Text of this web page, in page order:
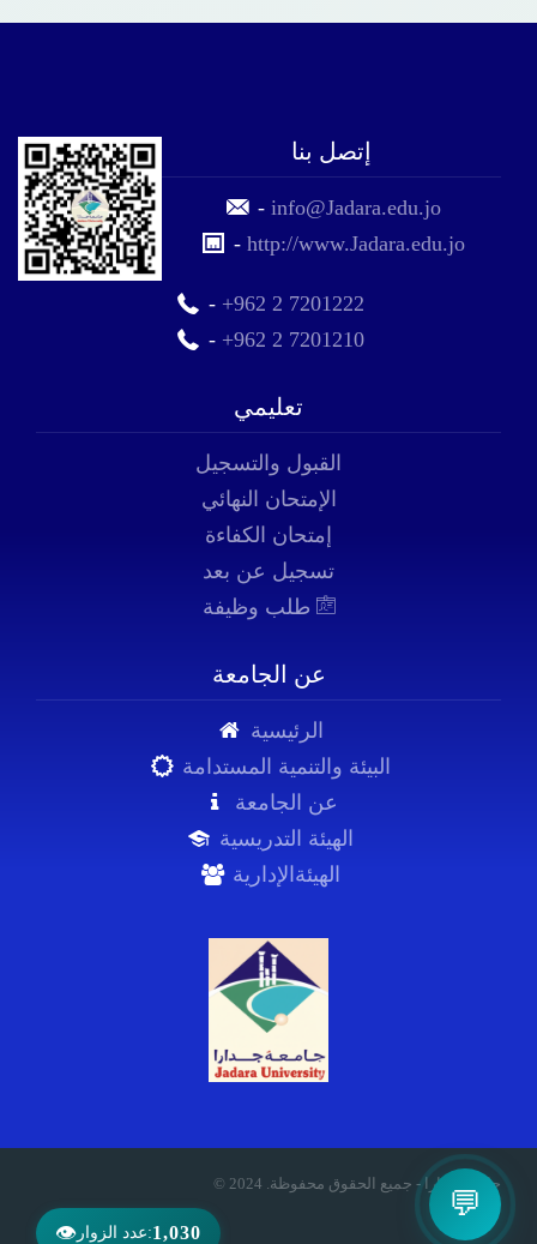
إتصل بنا
-info@Jadara.edu.jo
-http://www.Jadara.edu.jo
- +962 2 7201222
- +962 2 7201210
تعليمي
القبول والتسجيل
الإمتحان النهائي
إمتحان الكفاءة
تسجيل عن بعد
عن الجامعة
الرئيسية
البيئة والتنمية المستدامة
عن الجامعة
الهيئة التدريسية
الهيئةالإدارية
© 2024 .جامعة جدارا - جميع الحقوق محفوظة
👁 عدد الزوار:1,030
💬